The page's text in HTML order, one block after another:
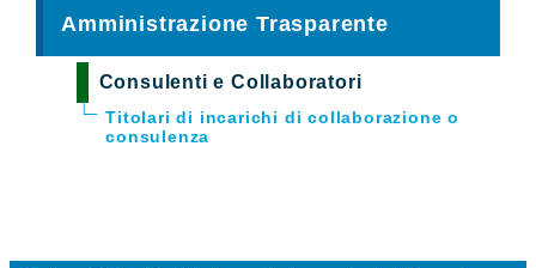
Amministrazione Trasparente
Consulenti e Collaboratori
Titolari di incarichi di collaborazione o
consulenza